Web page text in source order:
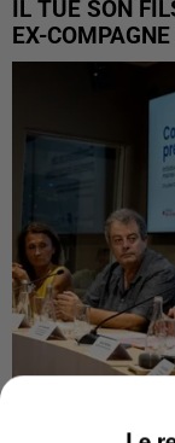
IL TUE SON
EX-